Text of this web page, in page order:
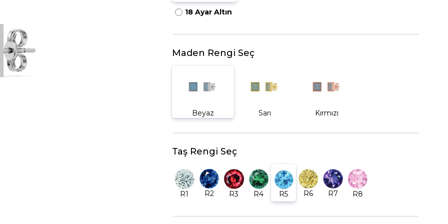
TAMTUR YÜZÜK
18 Ayar Altın
Maden Rengi Seç
Beyaz Sarı Kırmızı
Taş Rengi Seç
R1 R2 R3 R4 R5 R6 R7 R8